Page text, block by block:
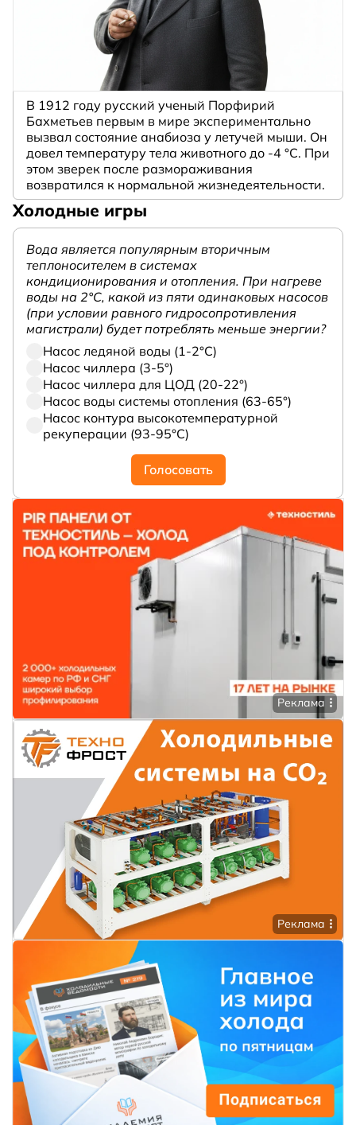
В 1912 году русский ученый Порфирий
Бахметьев первым в мире экспериментально
вызвал состояние анабиоза у летучей мыши. Он
довел температуру тела животного до -4 °C. При
этом зверек после размораживания
возвратился к нормальной жизнедеятельности.
Холодные игры
Вода является популярным вторичным
теплоносителем в системах
кондиционирования и отопления. При нагреве
воды на 2°С, какой из пяти одинаковых насосов
(при условии равного гидросопротивления
магистрали) будет потреблять меньше энергии?
Насос ледяной воды (1-2°С)
Насос чиллера (3-5°)
Насос чиллера для ЦОД (20-22°)
Насос воды системы отопления (63-65°)
Насос контура высокотемпературной
рекуперации (93-95°С)
Голосовать
Реклама
Реклама